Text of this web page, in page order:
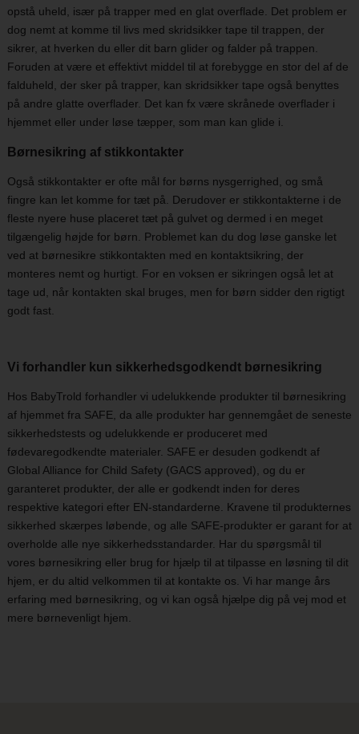
opstå uheld, især på trapper med en glat overflade. Det problem er
dog nemt at komme til livs med skridsikker tape til trappen, der
sikrer, at hverken du eller dit barn glider og falder på trappen.
Foruden at være et effektivt middel til at forebygge en stor del af de
falduheld, der sker på trapper, kan skridsikker tape også benyttes
på andre glatte overflader. Det kan fx være skrånede overflader i
hjemmet eller under løse tæpper, som man kan glide i.
Børnesikring af stikkontakter
Også stikkontakter er ofte mål for børns nysgerrighed, og små
fingre kan let komme for tæt på. Derudover er stikkontakterne i de
fleste nyere huse placeret tæt på gulvet og dermed i en meget
tilgængelig højde for børn. Problemet kan du dog løse ganske let
ved at børnesikre stikkontakten med en kontaktsikring, der
monteres nemt og hurtigt. For en voksen er sikringen også let at
tage ud, når kontakten skal bruges, men for børn sidder den rigtigt
godt fast.
Vi forhandler kun sikkerhedsgodkendt børnesikring
Hos BabyTrold forhandler vi udelukkende produkter til børnesikring
af hjemmet fra SAFE, da alle produkter har gennemgået de seneste
sikkerhedstests og udelukkende er produceret med
fødevaregodkendte materialer. SAFE er desuden godkendt af
Global Alliance for Child Safety (GACS approved), og du er
garanteret produkter, der alle er godkendt inden for deres
respektive kategori efter EN-standarderne. Kravene til produkternes
sikkerhed skærpes løbende, og alle SAFE-produkter er garant for at
overholde alle nye sikkerhedsstandarder. Har du spørgsmål til
vores børnesikring eller brug for hjælp til at tilpasse en løsning til dit
hjem, er du altid velkommen til at kontakte os. Vi har mange års
erfaring med børnesikring, og vi kan også hjælpe dig på vej mod et
mere børnevenligt hjem.